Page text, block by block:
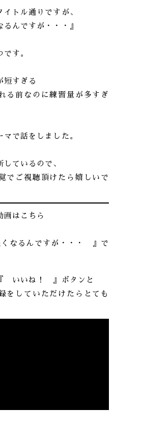
イトル通りですが、
んですが・・・』
です。
すぎる
前なのに練習量が多すぎ
マで話をしました。
しているので、
でご視聴頂けたら嬉しいで
画はこちら
なるんですが・・・ 』で
いいね！ 』ボタンと
をしていただけたらとても